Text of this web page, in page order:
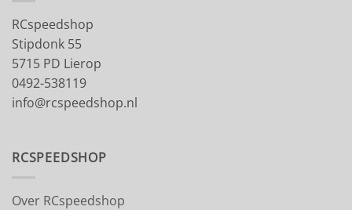
RCspeedshop
Stipdonk 55
5715 PD Lierop
0492-538119
info@rcspeedshop.nl
RCSPEEDSHOP
Over RCspeedshop